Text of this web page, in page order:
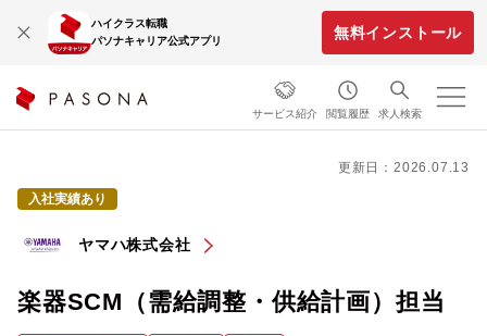
ハイクラス転職
パソナキャリア公式アプリ
無料インストール
サービス紹介 閲覧履歴 求人検索
更新日：2026.07.13
入社実績あり
ヤマハ株式会社
楽器SCM（需給調整・供給計画）担当